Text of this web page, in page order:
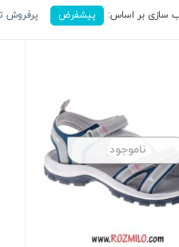
پیشفرض پرفروش
ناموجود